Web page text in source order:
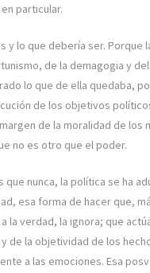
particular.
y lo que debería ser. Porque
de la demagogia y
lo que de ella quedaba,
de los objetivos
de la moralidad de los
no es otro que el poder.
que nunca, la política se ha
esa forma de hacer que,
la verdad, la ignora; que
de la objetividad de los
a las emociones. Esa